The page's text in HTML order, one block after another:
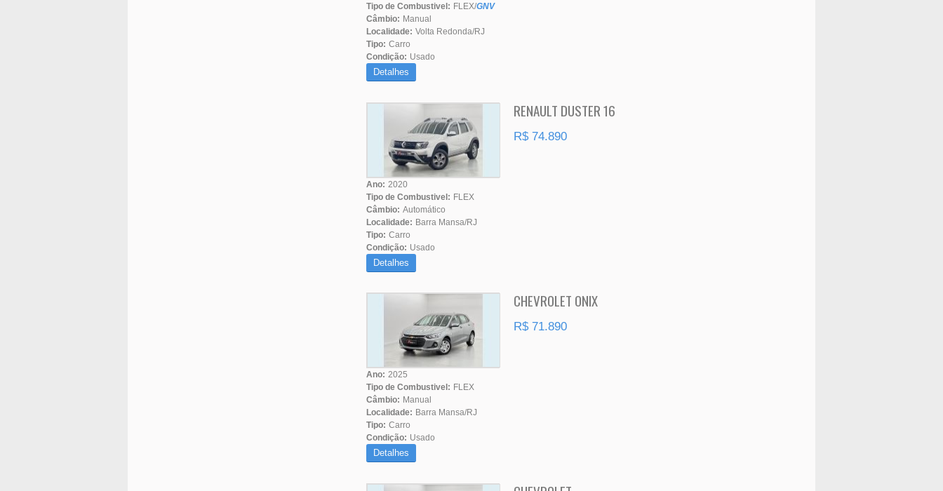
Tipo de Combustivel: FLEX/GNV
Câmbio: Manual
Localidade: Volta Redonda/RJ
Tipo: Carro
Condição: Usado
Detalhes
RENAULT DUSTER 16
R$ 74.890
Ano: 2020
Tipo de Combustivel: FLEX
Câmbio: Automático
Localidade: Barra Mansa/RJ
Tipo: Carro
Condição: Usado
Detalhes
CHEVROLET ONIX
R$ 71.890
Ano: 2025
Tipo de Combustivel: FLEX
Câmbio: Manual
Localidade: Barra Mansa/RJ
Tipo: Carro
Condição: Usado
Detalhes